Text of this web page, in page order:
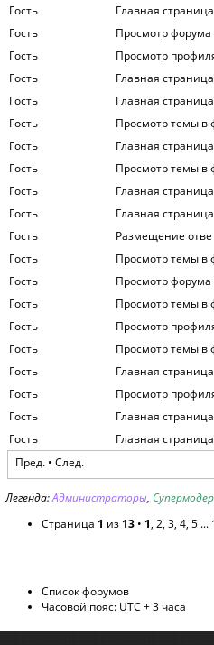
Гость
Главная страница
Гость
Просмотр форума
Гость
Просмотр
Гость
Главная страница
Гость
Главная страница
Гость
Просмотр темы в
Гость
Главная страница
Гость
Просмотр темы в
Гость
Главная страница
Гость
Главная страница
Гость
Размещение
Гость
Просмотр темы в
Гость
Просмотр форума
Гость
Просмотр темы в
Гость
Просмотр
Гость
Просмотр темы в
Гость
Главная страница
Гость
Просмотр
Гость
Главная страница
Гость
Главная страница
Пред. • След.
Легенда:Администраторы,
Страница 1 из 13 • 1, 2, 3, 4, 5 ...
Список форумов
Часовой пояс: UTC + 3 часа